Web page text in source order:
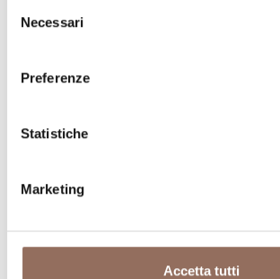
delNecessari
Preferenze
Statistiche
Marketing
Accetta tutti
Pianifica dove dormire, dove
visitare in ogni angolo di Langhe
Dove dormire